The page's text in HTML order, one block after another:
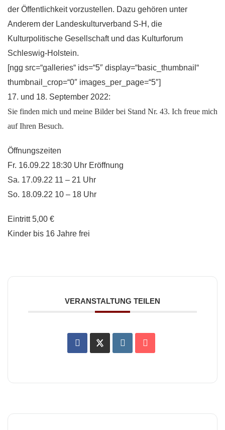
der Öffentlichkeit vorzustellen. Dazu gehören unter
Anderem der Landeskulturverband S-H, die
Kulturpolitische Gesellschaft und das Kulturforum
Schleswig-Holstein.
[ngg src=“galleries“ ids=“5″ display=“basic_thumbnail“
thumbnail_crop=“0″ images_per_page=“5″]
17. und 18. September 2022:
Sie finden mich und meine Bilder bei Stand Nr. 43. Ich freue mich
auf Ihren Besuch.
Öffnungszeiten
Fr. 16.09.22 18:30 Uhr Eröffnung
Sa. 17.09.22 11 – 21 Uhr
So. 18.09.22 10 – 18 Uhr
Eintritt 5,00 €
Kinder bis 16 Jahre frei
VERANSTALTUNG TEILEN